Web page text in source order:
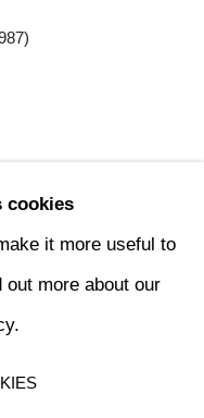
cookies
it more useful to
more about our